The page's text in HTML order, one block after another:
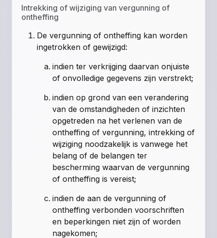
Intrekking of wijziging van vergunning of
ontheffing
De vergunning of ontheffing kan worden
ingetrokken of gewijzigd:
indien ter verkrijging daarvan onjuiste
of onvolledige gegevens zijn verstrekt;
indien op grond van een verandering
van de omstandigheden of inzichten
opgetreden na het verlenen van de
ontheffing of vergunning, intrekking of
wijziging noodzakelijk is vanwege het
belang of de belangen ter
bescherming waarvan de vergunning
of ontheffing is vereist;
indien de aan de vergunning of
ontheffing verbonden voorschriften
en beperkingen niet zijn of worden
nagekomen;